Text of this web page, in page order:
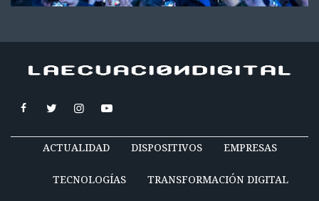
ACTUALIDAD DISPOSITIVOS EMPRESAS
TECNOLOGÍAS TRANSFORMACIÓN DIGITAL